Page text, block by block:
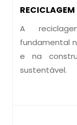
A
fundamental
e na
sustentável.